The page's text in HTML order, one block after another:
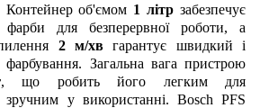
об'ємом 1 літр забезпечує
фарби для безперервної роботи, а
2 м/хв гарантує швидкий і
фарбування. Загальна вага пристрою
, що робить його легким для
зручним у використанні. Bosch PFS